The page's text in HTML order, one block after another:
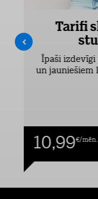
Tarifi
Īpaši izdevīgi
un jauniešiem
10,99€/mēn.